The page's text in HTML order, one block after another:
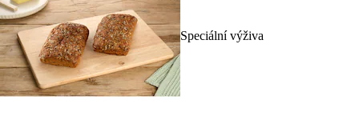
Speciální výživa